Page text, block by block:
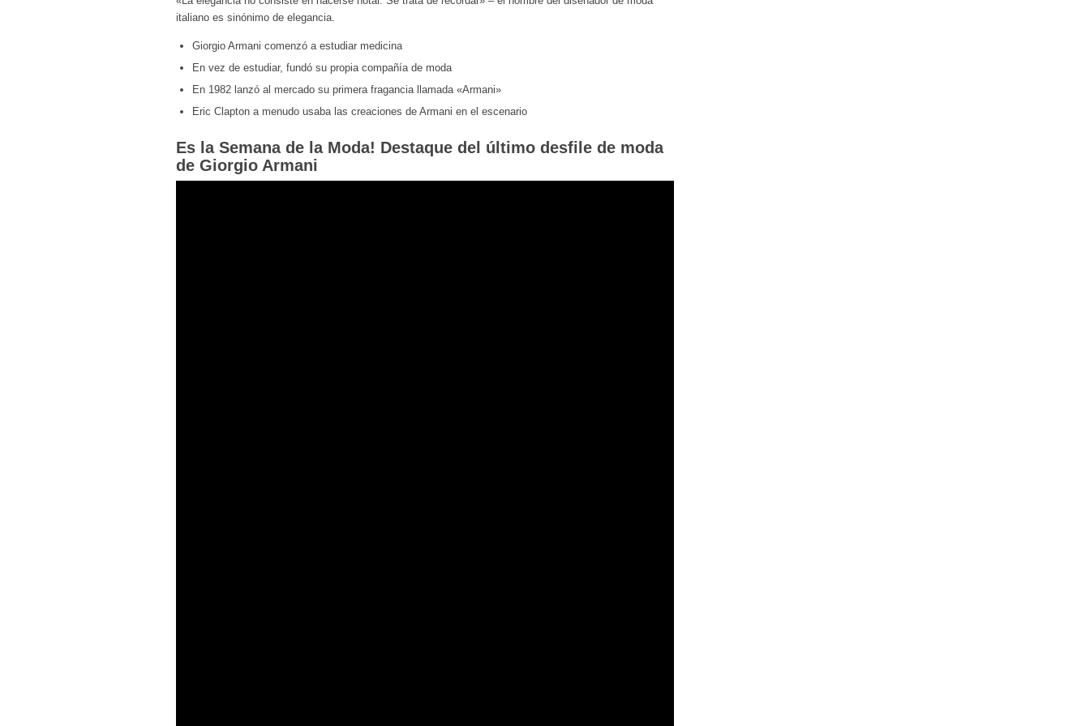
italiano es sinónimo de elegancia.
Giorgio Armani comenzó a estudiar medicina
En vez de estudiar, fundó su propia compañía de moda
En 1982 lanzó al mercado su primera fragancia llamada «Armani»
Eric Clapton a menudo usaba las creaciones de Armani en el escenario
Es la Semana de la Moda! Destaque del último desfile de moda
de Giorgio Armani